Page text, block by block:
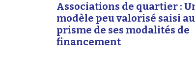
Associations de quartier :
modèle peu valorisé saisi au
prisme de ses modalités de
financement